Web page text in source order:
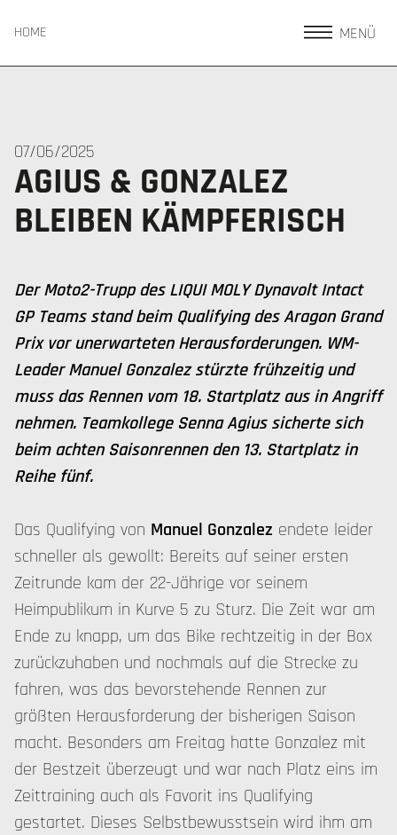
HOME MENÜ
07/06/2025
AGIUS & GONZALEZ
BLEIBEN KÄMPFERISCH
Der Moto2-Trupp des LIQUI MOLY Dynavolt Intact
GP Teams stand beim Qualifying des Aragon Grand
Prix vor unerwarteten Herausforderungen. WM-
Leader Manuel Gonzalez stürzte frühzeitig und
muss das Rennen vom 18. Startplatz aus in Angriff
nehmen. Teamkollege Senna Agius sicherte sich
beim achten Saisonrennen den 13. Startplatz in
Reihe fünf.
Das Qualifying von Manuel Gonzalez endete leider
schneller als gewollt: Bereits auf seiner ersten
Zeitrunde kam der 22-Jährige vor seinem
Heimpublikum in Kurve 5 zu Sturz. Die Zeit war am
Ende zu knapp, um das Bike rechtzeitig in der Box
zurückzuhaben und nochmals auf die Strecke zu
fahren, was das bevorstehende Rennen zur
größten Herausforderung der bisherigen Saison
macht. Besonders am Freitag hatte Gonzalez mit
der Bestzeit überzeugt und war nach Platz eins im
Zeittraining auch als Favorit ins Qualifying
gestartet. Dieses Selbstbewusstsein wird ihm am